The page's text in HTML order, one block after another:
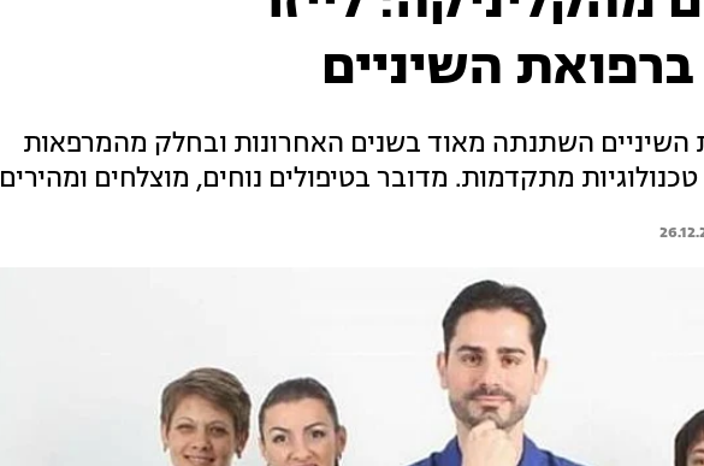
השיניים
השיניים השתנתה מאוד בשנים האחרונות ובחלק מהמרפאות
מתקדמות. מדובר בטיפולים נוחים, מוצלחים ומהירים